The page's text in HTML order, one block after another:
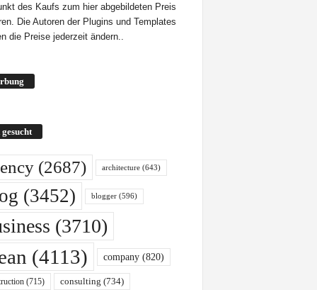
des Kaufs zum hier abgebildeten Preis
Die Autoren der Plugins und Templates
die Preise jederzeit ändern..
(2687) architecture(643)
(3452) blogger(596)
(3710)
(4113) company(820)
(715) consulting (734)